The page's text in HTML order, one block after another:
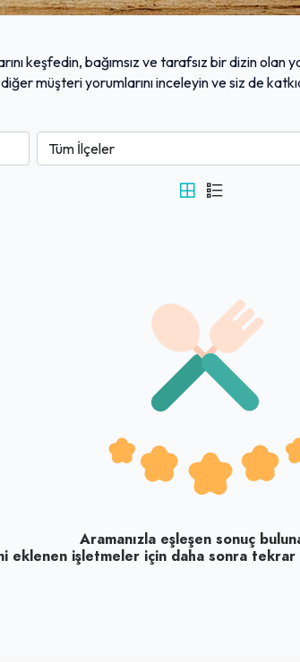
keşfedin, bağımsız ve tarafsız bir dizin olan
müşteri yorumlarını inceleyin ve siz de
Aramanızla eşleşen sonuç
eklenen işletmeler için daha sonra